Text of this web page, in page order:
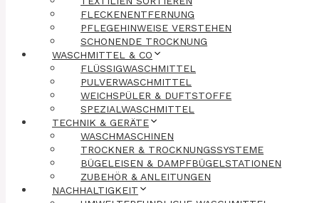
FLECKENENTFERNUNG
PFLEGEHINWEISE VERSTEHEN
SCHONENDE TROCKNUNG
WASCHMITTEL & CO
FLÜSSIGWASCHMITTEL
PULVERWASCHMITTEL
WEICHSPÜLER & DUFTSTOFFE
SPEZIALWASCHMITTEL
TECHNIK & GERÄTE
WASCHMASCHINEN
TROCKNER & TROCKNUNGSSYSTEME
BÜGELEISEN & DAMPFBÜGELSTATIONEN
ZUBEHÖR & ANLEITUNGEN
NACHHALTIGKEIT